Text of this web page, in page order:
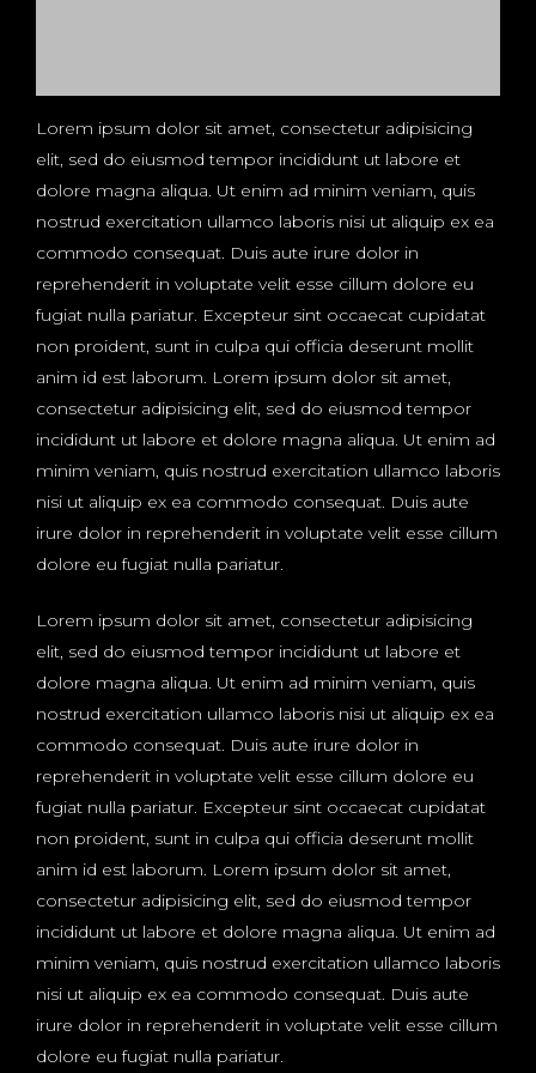
Lorem ipsum dolor sit amet, consectetur adipisicing
elit, sed do eiusmod tempor incididunt ut labore et
dolore magna aliqua. Ut enim ad minim veniam, quis
nostrud exercitation ullamco laboris nisi ut aliquip ex ea
commodo consequat. Duis aute irure dolor in
reprehenderit in voluptate velit esse cillum dolore eu
fugiat nulla pariatur. Excepteur sint occaecat cupidatat
non proident, sunt in culpa qui officia deserunt mollit
anim id est laborum. Lorem ipsum dolor sit amet,
consectetur adipisicing elit, sed do eiusmod tempor
incididunt ut labore et dolore magna aliqua. Ut enim ad
minim veniam, quis nostrud exercitation ullamco laboris
nisi ut aliquip ex ea commodo consequat. Duis aute
irure dolor in reprehenderit in voluptate velit esse cillum
dolore eu fugiat nulla pariatur.
Lorem ipsum dolor sit amet, consectetur adipisicing
elit, sed do eiusmod tempor incididunt ut labore et
dolore magna aliqua. Ut enim ad minim veniam, quis
nostrud exercitation ullamco laboris nisi ut aliquip ex ea
commodo consequat. Duis aute irure dolor in
reprehenderit in voluptate velit esse cillum dolore eu
fugiat nulla pariatur. Excepteur sint occaecat cupidatat
non proident, sunt in culpa qui officia deserunt mollit
anim id est laborum. Lorem ipsum dolor sit amet,
consectetur adipisicing elit, sed do eiusmod tempor
incididunt ut labore et dolore magna aliqua. Ut enim ad
minim veniam, quis nostrud exercitation ullamco laboris
nisi ut aliquip ex ea commodo consequat. Duis aute
irure dolor in reprehenderit in voluptate velit esse cillum
dolore eu fugiat nulla pariatur.